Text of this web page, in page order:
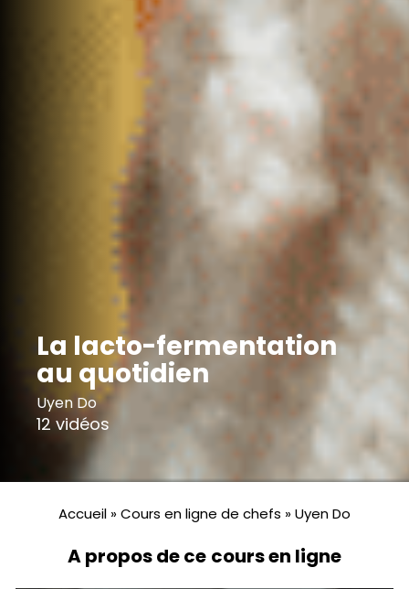
La lacto-fermentation
au quotidien
Uyen Do
12 vidéos
Accueil »Cours en ligne de chefs »Uyen Do
A propos de ce cours en ligne